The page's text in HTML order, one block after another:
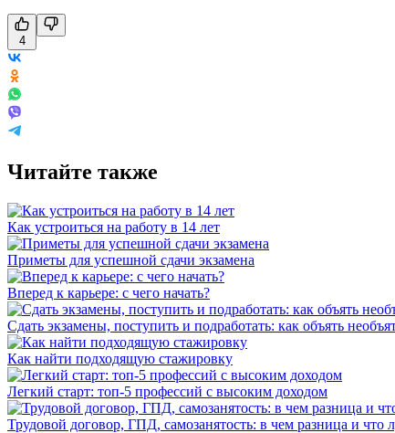
4
Читайте также
Как устроиться на работу в 14 лет
Приметы для успешной сдачи экзамена
Вперед к карьере: с чего начать?
Сдать экзамены, поступить и подработать: как объять
Как найти подходящую стажировку
Легкий старт: топ-5 профессий с высоким доходом
Трудовой договор, ГПД, самозанятость: в чем разница и что